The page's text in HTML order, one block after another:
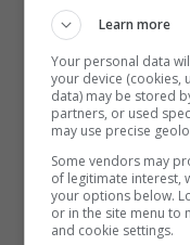
Vanoli
prima di
di
prende la scia
-11 (51-40)
massimo
capendo
Learn more
Your personal data
your device (cookies,
data) may be stored
partners, or used
may use precise
Some vendors may
of legitimate interest,
your options below.
or in the site menu to
and cookie settings.